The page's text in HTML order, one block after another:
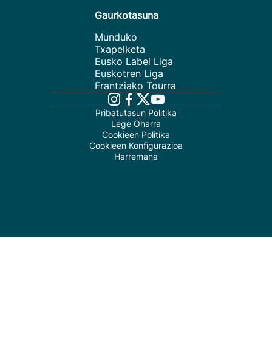
Gaurkotasuna
Munduko
Txapelketa
Eusko Label Liga
Euskotren Liga
Frantziako Tourra
Pribatutasun Politika
Lege Oharra
Cookieen Politika
Cookieen Konfigurazioa
Harremana